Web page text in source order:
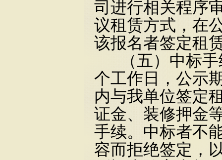
司进行相关程序
议租赁方式，在
该报名者签定租
（五）中标
个工作日，公示
内与我单位签定
证金、装修押金
手续。中标者不
容而拒绝签定，